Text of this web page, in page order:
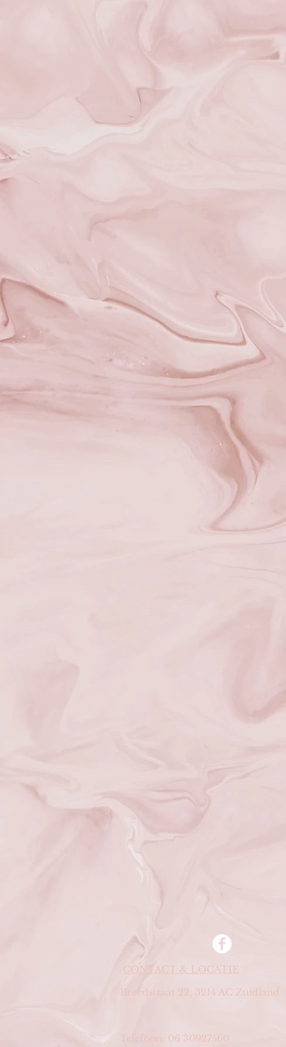
CONTACT & LOCATIE
Breedstraat 22, 3214 AC Zuidland
Telefoon: 06 30927560